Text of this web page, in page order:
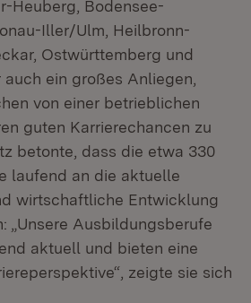
Heuberg, Bodensee-
Iller/Ulm, Heilbronn-
Ostwürttemberg und
ein großes Anliegen,
von einer betrieblichen
guten Karrierechancen zu
betonte, dass die etwa 330
laufend an die aktuelle
wirtschaftliche Entwicklung
„Unsere Ausbildungsberufe
aktuell und bieten eine
zeigte sie sich